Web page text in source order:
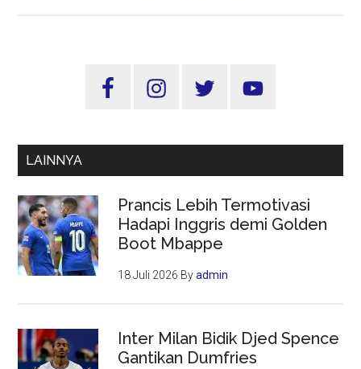
Industri
Tak
Bersaing
Hanya
Sidebar
LAINNYA
Prancis Lebih Termotivasi
Hadapi Inggris demi Golden
Boot Mbappe
18 Juli 2026 Byadmin
Inter Milan Bidik Djed Spence
Gantikan Dumfries